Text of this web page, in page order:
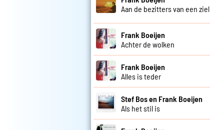
Aan de bezitters van een ziel
Frank Boeijen
Achter de wolken
Frank Boeijen
Alles is teder
Stef Bos en Frank Boeijen
Als het stil is